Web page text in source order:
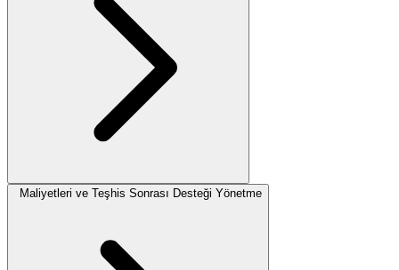
Maliyetleri ve Teşhis Sonrası Desteği Yönetme